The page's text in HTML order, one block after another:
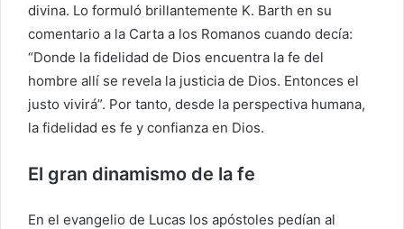
divina. Lo formuló brillantemente K. Barth en su
comentario a la Carta a los Romanos cuando decía:
“Donde la fidelidad de Dios encuentra la fe del
hombre allí se revela la justicia de Dios. Entonces el
justo vivirá”. Por tanto, desde la perspectiva humana,
la fidelidad es fe y confianza en Dios.
El gran dinamismo de la fe
En el evangelio de Lucas los apóstoles pedían al